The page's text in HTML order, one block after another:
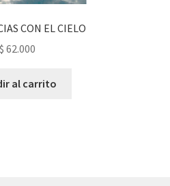
CON EL CIELO
$ 62.000
al carrito